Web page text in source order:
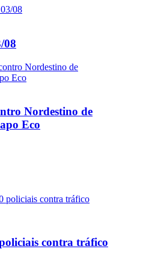
08
Nordestino de
Eco
contra tráfico